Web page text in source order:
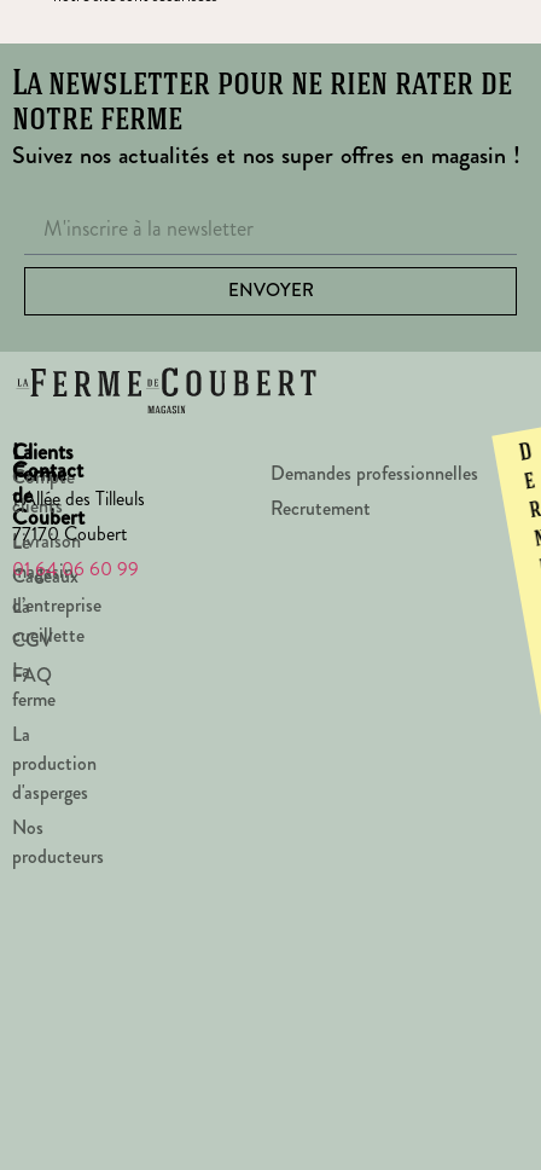
La newsletter pour ne rien rater de
notre ferme
Suivez nos actualités et nos super offres en magasin !
ENVOYER
La
Ferme
de
Coubert
Le
magasin
La
cueillette
La
ferme
La
production
d'asperges
Nos
producteurs
Clients
Compte
clients
Livraison
Cadeaux
d’entreprise
CGV
FAQ
Contact
1 Allée des Tilleuls
77170 Coubert
01 64 06 60 99
Demandes professionnelles
Recrutement
D
e